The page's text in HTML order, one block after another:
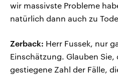
wir massivste Probleme
natürlich dann auch zu
Zerback: Herr Fussek, nur
Einschätzung. Glauben
gestiegene Zahl der Fälle,